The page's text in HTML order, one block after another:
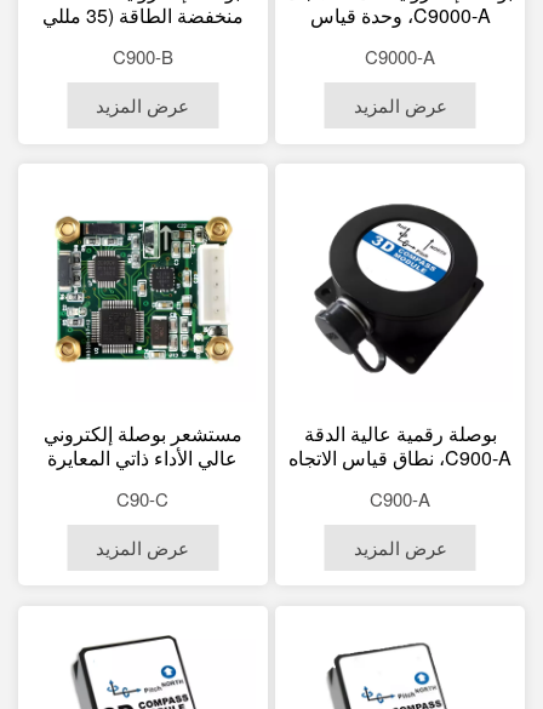
C9000-A، وحدة قياس
المحاور، من الدرجة
الصناعية، لتطبيقات
الطائرات بدون طيار /
البحرية / المسح
C9000-A
عرض المزيد
منخفضة الطاقة (35 مللي
للتكامل مع نظام تحديد
وتطبيقات المسح
C900-B
عرض المزيد
بوصلة رقمية عالية الدقة
C900-A، نطاق قياس الاتجاه
0.01 درجة، مقاومة للماء
بمعيار IP67، نطاق درجة
درجة مئوية
C900-A
عرض المزيد
مستشعر بوصلة إلكتروني
عالي الأداء ذاتي المعايرة
C90-C
عرض المزيد